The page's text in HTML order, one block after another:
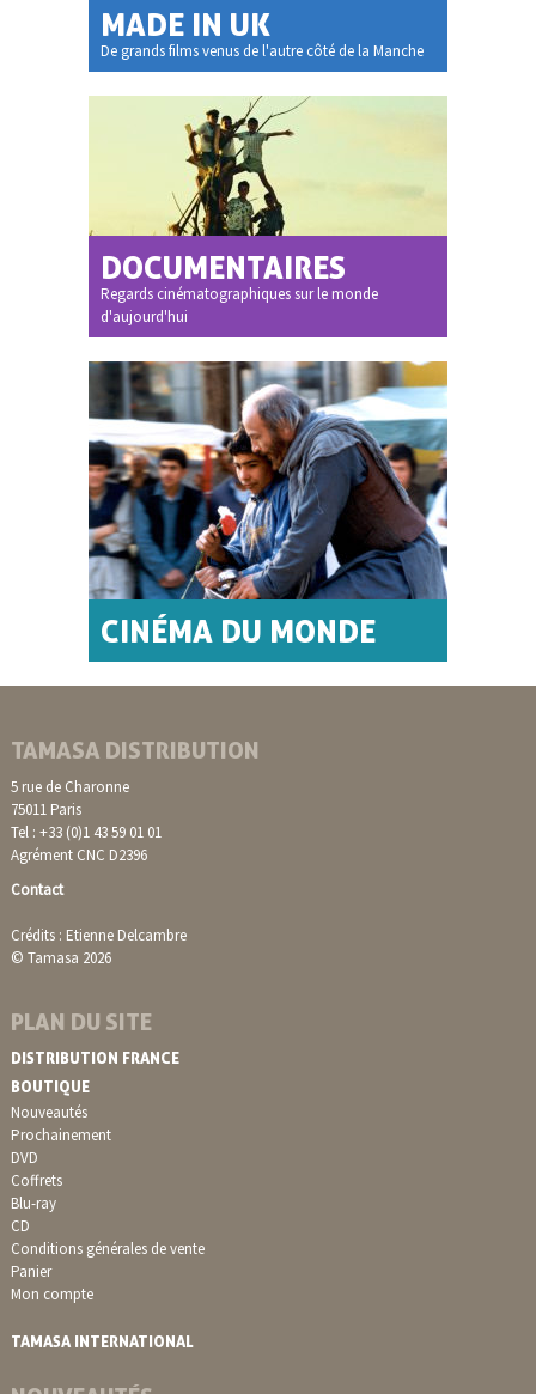
MADE IN UK
De grands films venus de l'autre côté de la Manche
DOCUMENTAIRES
Regards cinématographiques sur le monde
d'aujourd'hui
CINÉMA DU MONDE
TAMASA DISTRIBUTION
5 rue de Charonne
75011 Paris
Tel : +33 (0)1 43 59 01 01
Agrément CNC D2396
Contact
Crédits : Etienne Delcambre
© Tamasa 2026
PLAN DU SITE
DISTRIBUTION FRANCE
BOUTIQUE
Nouveautés
Prochainement
DVD
Coffrets
Blu-ray
CD
Conditions générales de vente
Panier
Mon compte
TAMASA INTERNATIONAL